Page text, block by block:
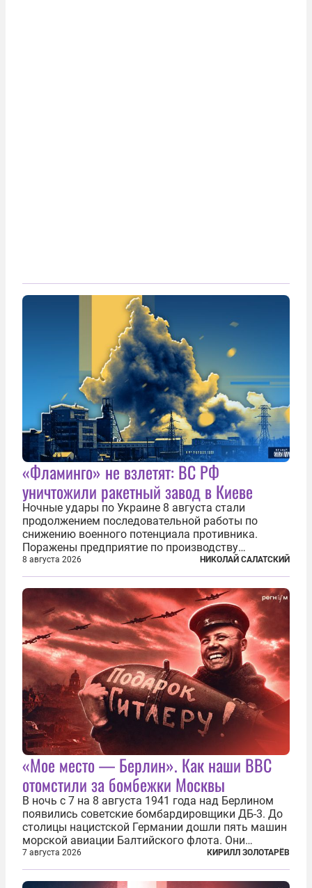
«Фламинго» не взлетят: ВС РФ
уничтожили ракетный завод в Киеве
Ночные удары по Украине 8 августа стали
продолжением последовательной работы по
снижению военного потенциала противника.
Поражены предприятие по производству
крылатых ракет, крупный склад топлива и два
сухогруза с военными грузами. Дополнительно
нанесены удары по объектам в ряде городов. В
Киеве...
8 августа 2026 НИКОЛАЙ САЛАТСКИЙ
«Мое место — Берлин». Как наши ВВС
отомстили за бомбежки Москвы
В ночь с 7 на 8 августа 1941 года над Берлином
появились советские бомбардировщики ДБ-3. До
столицы нацистской Германии дошли пять машин
морской авиации Балтийского флота. Они
сбросили бомбы на город, который в тот момент
жил в полной уверенности, что война идет где-то
далеко на востоке, Красная...
7 августа 2026 КИРИЛЛ ЗОЛОТАРЁВ